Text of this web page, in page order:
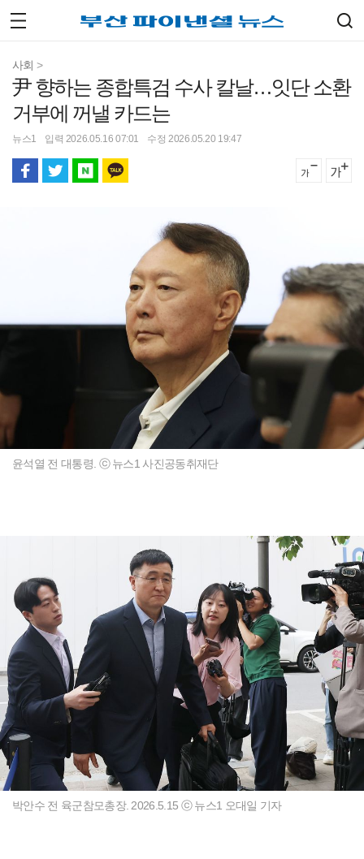
사회 >
尹 향하는 종합특검 수사 칼날…잇단 소환
거부에 꺼낼 카드는
뉴스1 입력 2026.05.16 07:01 수정 2026.05.20 19:47
윤석열 전 대통령. ⓒ 뉴스1 사진공동취재단
박안수 전 육군참모총장. 2026.5.15 ⓒ 뉴스1 오대일 기자